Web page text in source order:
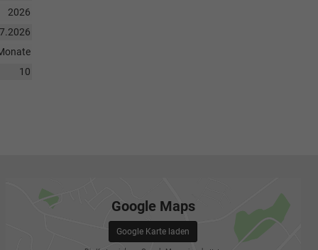
2026
10
Google Maps
Google Karte laden